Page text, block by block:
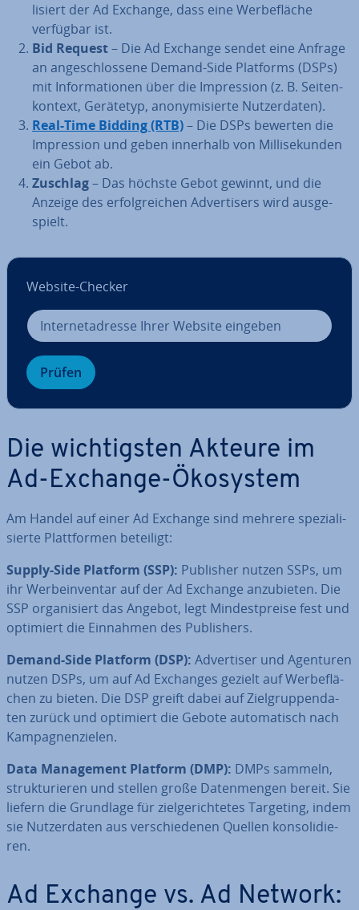
li­siert der Ad Exchange, dass eine Wer­be­flä­che
verfügbar ist.
Bid Request– Die Ad Exchange sendet eine Anfrage
an an­ge­schlos­se­ne Demand-Side Platforms (DSPs)
mit In­for­ma­tio­nen über die Im­pres­si­on (z. B. Sei­ten­
kon­text, Gerätetyp, an­ony­mi­sier­te Nut­zer­da­ten).
Real-Time Bidding (RTB)– Die DSPs bewerten die
Im­pres­si­on und geben innerhalb von Mil­li­se­kun­den
ein Gebot ab.
Zuschlag– Das höchste Gebot gewinnt, und die
Anzeige des er­folg­rei­chen Ad­ver­ti­sers wird aus­ge­
spielt.
Website-Checker
Prüfen
Die wich­tigs­ten Akteure im
Ad-Exchange-Ökosystem
Am Handel auf einer Ad Exchange sind mehrere spe­zia­li­
sier­te Platt­for­men beteiligt:
Supply-Side Platform (SSP): Publisher nutzen SSPs, um
ihr Wer­be­in­ven­tar auf der Ad Exchange an­zu­bie­ten. Die
SSP or­ga­ni­siert das Angebot, legt Min­dest­prei­se fest und
optimiert die Einnahmen des Pu­blishers.
Demand-Side Platform (DSP): Ad­ver­ti­ser und Agenturen
nutzen DSPs, um auf Ad Exchanges gezielt auf Wer­be­flä­
chen zu bieten. Die DSP greift dabei auf Ziel­grup­pen­da­
ten zurück und optimiert die Gebote au­to­ma­tisch nach
Kam­pa­gnen­zie­len.
Data Ma­nage­ment Platform (DMP): DMPs sammeln,
struk­tu­rie­ren und stellen große Da­ten­men­gen bereit. Sie
liefern die Grundlage für ziel­ge­rich­te­tes Targeting, indem
sie Nut­zer­da­ten aus ver­schie­de­nen Quellen kon­so­li­die­
ren.
Ad Exchange vs. Ad Network: